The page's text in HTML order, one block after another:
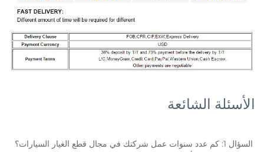
الأسئلة الشائعة
السؤال 1: كم عدد سنوات عمل شركتك في مجال قطع الغيار السيارات؟